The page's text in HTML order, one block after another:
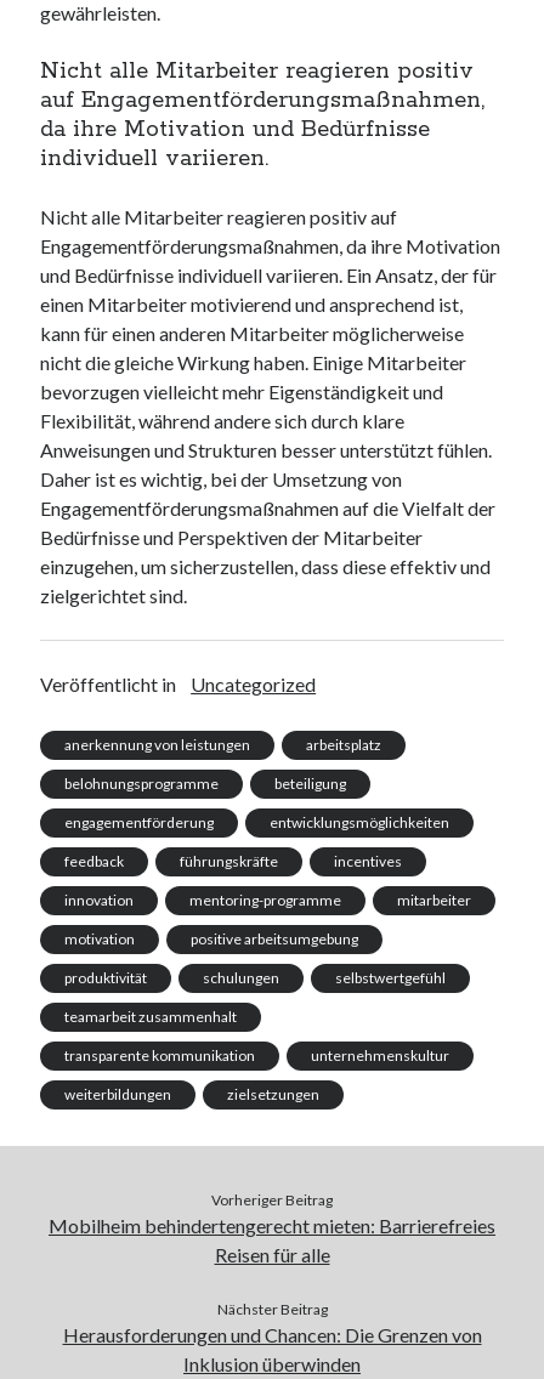
gewährleisten.
Nicht alle Mitarbeiter reagieren positiv
auf Engagementförderungsmaßnahmen,
da ihre Motivation und Bedürfnisse
individuell variieren.
Nicht alle Mitarbeiter reagieren positiv auf
Engagementförderungsmaßnahmen, da ihre Motivation
und Bedürfnisse individuell variieren. Ein Ansatz, der für
einen Mitarbeiter motivierend und ansprechend ist,
kann für einen anderen Mitarbeiter möglicherweise
nicht die gleiche Wirkung haben. Einige Mitarbeiter
bevorzugen vielleicht mehr Eigenständigkeit und
Flexibilität, während andere sich durch klare
Anweisungen und Strukturen besser unterstützt fühlen.
Daher ist es wichtig, bei der Umsetzung von
Engagementförderungsmaßnahmen auf die Vielfalt der
Bedürfnisse und Perspektiven der Mitarbeiter
einzugehen, um sicherzustellen, dass diese effektiv und
zielgerichtet sind.
Veröffentlicht in Uncategorized
anerkennung von leistungen arbeitsplatz
belohnungsprogramme beteiligung
engagementförderung entwicklungsmöglichkeiten
feedback führungskräfte incentives
innovation mentoring-programme mitarbeiter
motivation positive arbeitsumgebung
produktivität schulungen selbstwertgefühl
teamarbeit zusammenhalt
transparente kommunikation unternehmenskultur
weiterbildungen zielsetzungen
Vorheriger Beitrag
Mobilheim behindertengerecht mieten: Barrierefreies
Reisen für alle
Nächster Beitrag
Herausforderungen und Chancen: Die Grenzen von
Inklusion überwinden